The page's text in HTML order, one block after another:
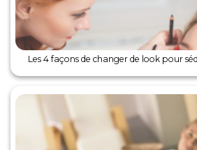
Les 4 façons de changer de look pour